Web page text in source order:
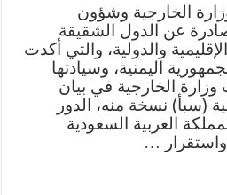
الخارجية وشؤون
عن الدول الشقيقة
والدولية، والتي أكدت
اليمنية، وسيادتها
الخارجية في بيان
(سبأ) نسخة منه، الدور
العربية السعودية
…